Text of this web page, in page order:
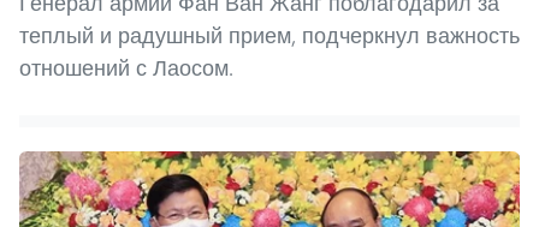
теплый и радушный прием, подчеркнул важность
отношений с Лаосом.